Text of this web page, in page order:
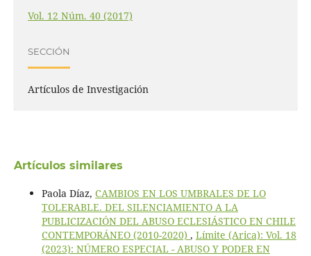
Vol. 12 Núm. 40 (2017)
SECCIÓN
Artículos de Investigación
Artículos similares
Paola Díaz, CAMBIOS EN LOS UMBRALES DE LO
TOLERABLE. DEL SILENCIAMIENTO A LA
PUBLICIZACIÓN DEL ABUSO ECLESIÁSTICO EN CHILE
CONTEMPORÁNEO (2010-2020) , Límite (Arica): Vol. 18
(2023): NÚMERO ESPECIAL - ABUSO Y PODER EN